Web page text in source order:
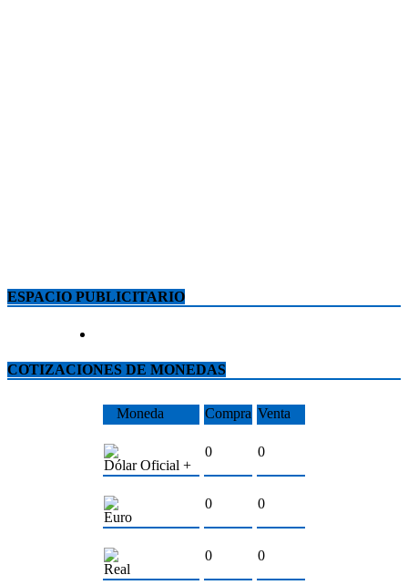
ESPACIO PUBLICITARIO
COTIZACIONES DE MONEDAS
Moneda Compra Venta
Dólar Oficial +
0 0
Euro
0 0
Real
0 0